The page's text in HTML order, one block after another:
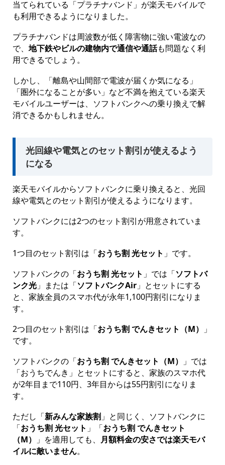
当てられている「プラチナバンド」が楽天モバイルで
も利用できるようになりました。
プラチナバンドは周波数が低く障害物に強い電波なの
で、 地下鉄やビルの建物内で通信や通話も問題なく利
用できるでしょう。
しかし、「離島や山間部で電波が届くか気になる」
「圏外になることが多い」など不満を抱えている楽天
モバイルユーザーは、ソフトバンクへの乗り換えで解
消できるかもしれません。
光回線や電気とのセット割引が使えるよう
になる
楽天モバイルからソフトバンクに乗り換えると、光回
線や電気とのセット割引が使えるようになります。
ソフトバンクには2つのセット割引が用意されていま
す。
1つ目のセット割引は「おうち割 光セット 」です。
ソフトバンクの「おうち割 光セット 」では「ソフトバ
ンク光 」または「ソフトバンクAir 」とセットにする
と、家族全員のスマホ代が永年1,100円割引になりま
す。
2つ目のセット割引は「おうち割 でんきセット（M）
」
です。
ソフトバンクの「おうち割 でんきセット （M）
」では
「おうちでんき」とセットにすると、家族のスマホ代
が2年目まで110円、3年目からは55円割引になりま
す。
ただし「新みんな家族割 」と同じく、ソフトバンクに
「おうち割 光セット 」「おうち割 でんきセット
（M）
」を適用しても、 月額料金の安さでは楽天モバ
イルに敵いません。